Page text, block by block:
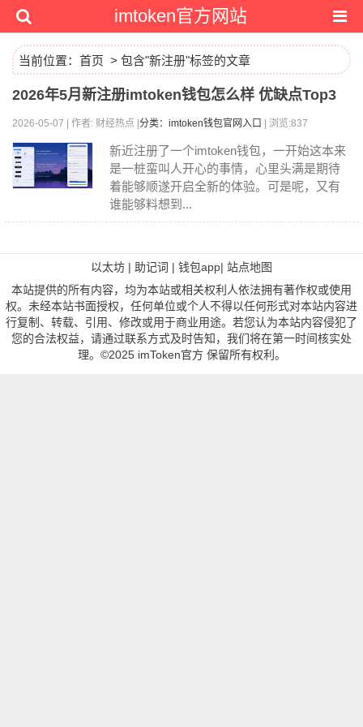
imtoken官方网站
当前位置： 首页 > 包含"新注册"标签的文章
2026年5月新注册imtoken钱包怎么样 优缺点Top3
2026-05-07 | 作者: 财经热点 | 分类：imtoken钱包官网入口 | 浏览:837
新近注册了一个imtoken钱包，一开始这本来
是一桩蛮叫人开心的事情，心里头满是期待
着能够顺遂开启全新的体验。可是呢，又有
谁能够料想到...
以太坊 | 助记词 | 钱包app| 站点地图
本站提供的所有内容，均为本站或相关权利人依法拥有著作权或使用
权。未经本站书面授权，任何单位或个人不得以任何形式对本站内容进
行复制、转载、引用、修改或用于商业用途。若您认为本站内容侵犯了
您的合法权益，请通过联系方式及时告知，我们将在第一时间核实处
理。©2025 imToken官方 保留所有权利。